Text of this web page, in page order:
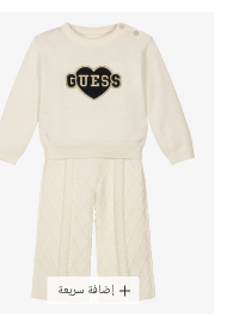
إضافة سريعة